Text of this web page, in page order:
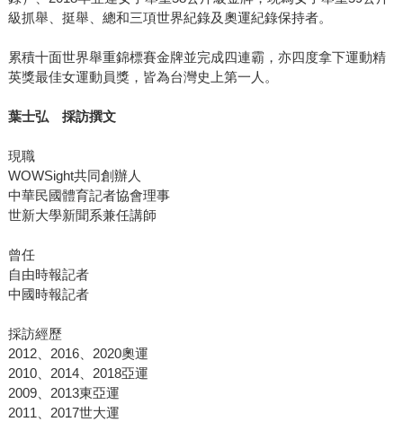
級抓舉、挺舉、總和三項世界紀錄及奧運紀錄保持者。
累積十面世界舉重錦標賽金牌並完成四連霸，亦四度拿下運動精
英獎最佳女運動員獎，皆為台灣史上第一人。
葉士弘 採訪撰文
現職
WOWSight共同創辦人
中華民國體育記者協會理事
世新大學新聞系兼任講師
曾任
自由時報記者
中國時報記者
採訪經歷
2012、2016、2020奧運
2010、2014、2018亞運
2009、2013東亞運
2011、2017世大運